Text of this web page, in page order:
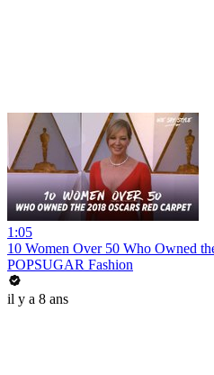
1:05
10 Women Over 50 Who Owned
POPSUGAR Fashion
il y a 8 ans